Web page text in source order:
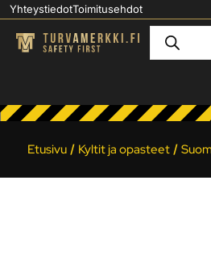
YhteystiedotToimitusehdot
Etusivu/ Kyltit ja opasteet/